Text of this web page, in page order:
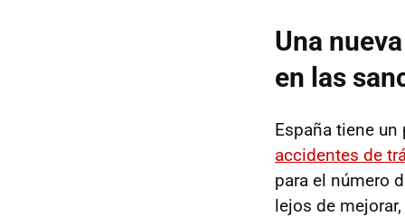
Una
en las
España tiene
accidentes de
para el número
lejos de